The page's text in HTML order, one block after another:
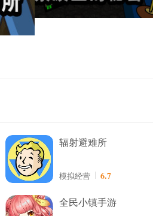
辐射避难所
模拟经营 6.7
全民小镇手游